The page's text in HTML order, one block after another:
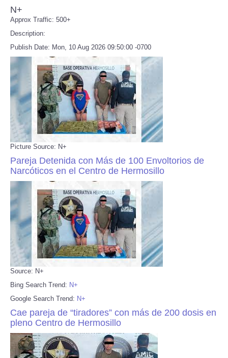
N+
Approx Traffic: 500+
Description:
Publish Date: Mon, 10 Aug 2026 09:50:00 -0700
Picture Source: N+
Pareja Detenida con Más de 100 Envoltorios de
Narcóticos en el Centro de Hermosillo
Source: N+
Bing Search Trend: N+
Google Search Trend: N+
Cae pareja de “tiradores” con más de 200 dosis en
pleno Centro de Hermosillo